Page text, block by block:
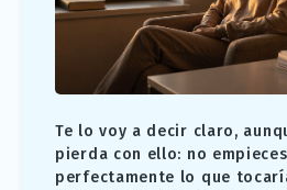
Te lo voy a decir claro,
pierda con ello: no
perfectamente lo que